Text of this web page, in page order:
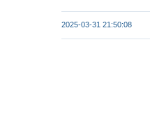
2025-03-31 21:50:08